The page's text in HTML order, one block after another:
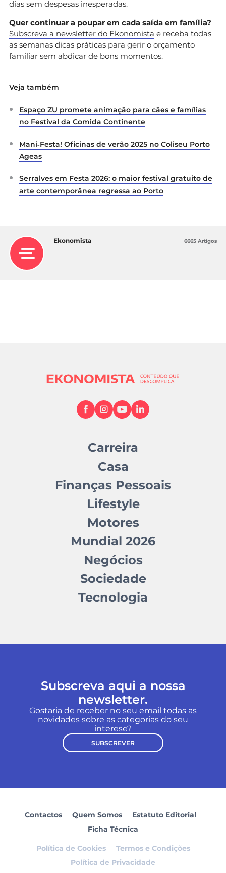
dias sem despesas inesperadas.
Quer continuar a poupar em cada saída em família?
Subscreva a newsletter do Ekonomista e receba todas
as semanas dicas práticas para gerir o orçamento
familiar sem abdicar de bons momentos.
Veja também
Espaço ZU promete animação para cães e famílias
no Festival da Comida Continente
Mani‑Festa! Oficinas de verão 2025 no Coliseu Porto
Ageas
Serralves em Festa 2026: o maior festival gratuito de
arte contemporânea regressa ao Porto
Ekonomista 6665 Artigos
Carreira
Casa
Finanças Pessoais
Lifestyle
Motores
Mundial 2026
Negócios
Sociedade
Tecnologia
Subscreva aqui a nossa
newsletter.
Gostaria de receber no seu email todas as
novidades sobre as categorias do seu
interese?
SUBSCREVER
Contactos Quem Somos
Estatuto Editorial
Ficha Técnica
Política de Cookies
Termos e Condições
Política de Privacidade